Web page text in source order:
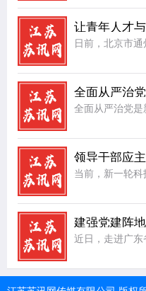
让青年人才
全面从严治
建强党建阵